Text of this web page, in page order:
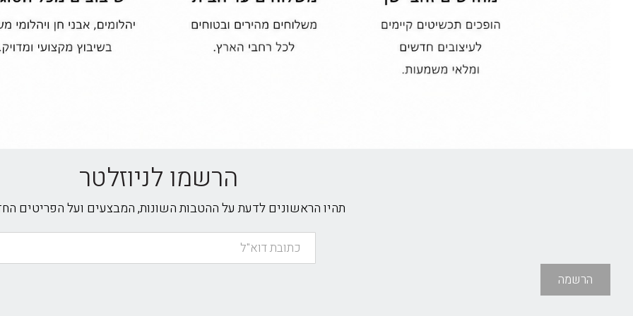
הרשמו לניוזלטר
תהיו הראשונים לדעת על ההטבות השונות, המבצעים ועל הפריטים
הרשמה